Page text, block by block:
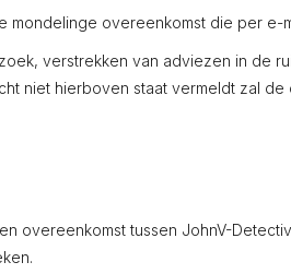
mondelinge overeenkomst die per
verstrekken van adviezen in de
niet hierboven staat vermeldt zal
tussen JohnV-